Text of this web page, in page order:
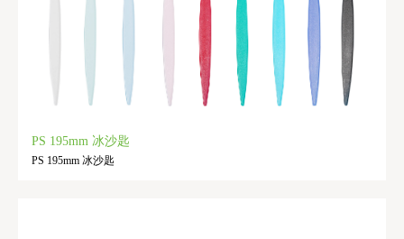
PS 195mm 冰沙匙
PS 195mm 冰沙匙